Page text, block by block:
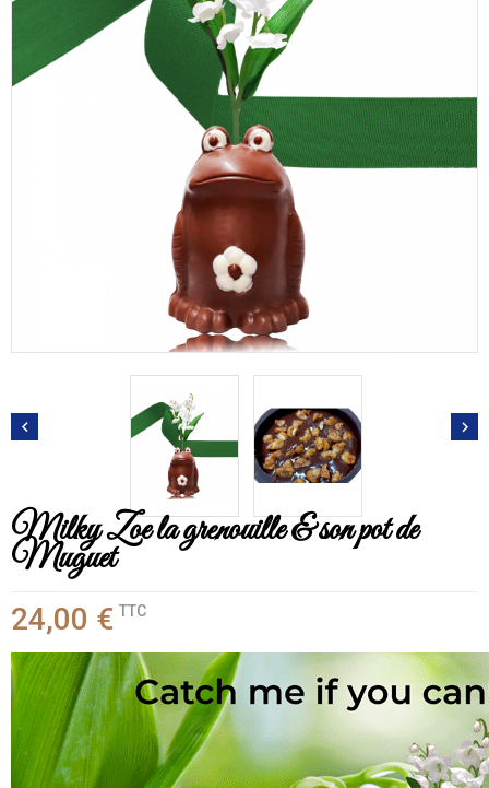
 
Milky Zoe la grenouille & son pot de
Muguet
24,00 € TTC